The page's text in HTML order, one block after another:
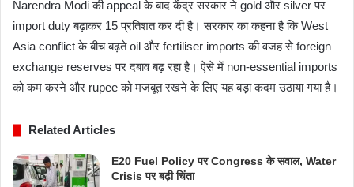
Narendra Modiकी appeal के बाद केंद्र सरकार ने gold और silver पर
import duty बढ़ाकर 15 प्रतिशत कर दी है। सरकार का कहना है कि West
Asia conflict के बीच बढ़ते oil और fertiliser imports की वजह से foreign
exchange reserves पर दबाव बढ़ रहा है। ऐसे में non-essential imports
को कम करने और rupee को मजबूत रखने के लिए यह बड़ा कदम उठाया गया है।
Related Articles
E20 Fuel Policy पर Congress के सवाल, Water
Crisis पर बढ़ी चिंता